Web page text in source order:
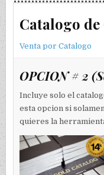
Catalogo
Venta por Catalogo
OPCION # 2
Incluye solo el
esta opcion si
quieres la